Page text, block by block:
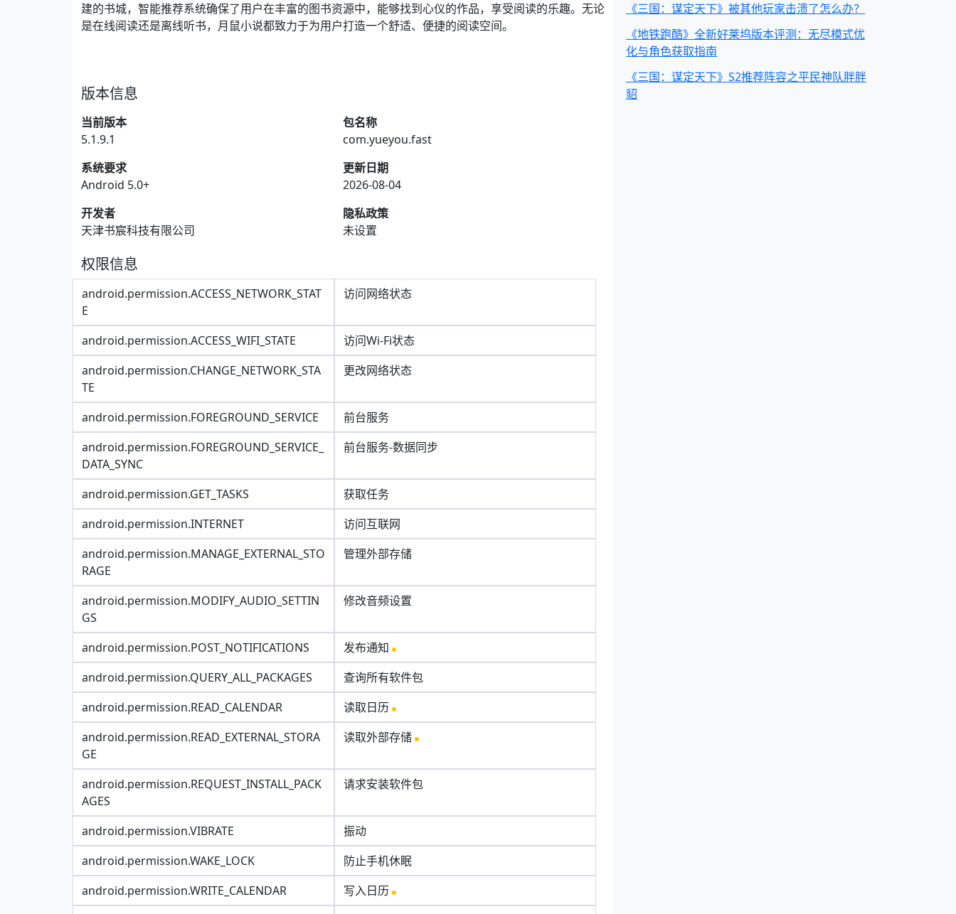
建的书城，智能推荐系统确保了用户在丰富的图书资源中，能够找到心仪的作品，享受阅读的乐趣。无论
是在线阅读还是离线听书，月鼠小说都致力于为用户打造一个舒适、便捷的阅读空间。
版本信息
当前版本
5.1.9.1
包名称
com.yueyou.fast
系统要求
Android 5.0+
更新日期
2026-08-04
开发者
天津书宸科技有限公司
隐私政策
未设置
权限信息
android.permission.ACCESS_NETWORK_STAT
E
访问网络状态
android.permission.ACCESS_WIFI_STATE
访问Wi-Fi状态
android.permission.CHANGE_NETWORK_STA
TE
更改网络状态
android.permission.FOREGROUND_SERVICE
前台服务
android.permission.FOREGROUND_SERVICE_
DATA_SYNC
前台服务-数据同步
android.permission.GET_TASKS
获取任务
android.permission.INTERNET
访问互联网
android.permission.MANAGE_EXTERNAL_STO
RAGE
管理外部存储
android.permission.MODIFY_AUDIO_SETTIN
GS
修改音频设置
android.permission.POST_NOTIFICATIONS
发布通知
android.permission.QUERY_ALL_PACKAGES
查询所有软件包
android.permission.READ_CALENDAR
读取日历
android.permission.READ_EXTERNAL_STORA
GE
读取外部存储
android.permission.REQUEST_INSTALL_PACK
AGES
请求安装软件包
android.permission.VIBRATE
振动
android.permission.WAKE_LOCK
防止手机休眠
android.permission.WRITE_CALENDAR
写入日历
《三国：谋定天下》被其他玩家击溃了怎么办？
《地铁跑酷》全新好莱坞版本评测：无尽模式优
化与角色获取指南
《三国：谋定天下》S2推荐阵容之平民神队胖胖
貂